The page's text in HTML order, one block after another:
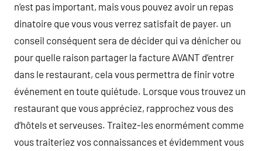
n’est pas important, mais vous pouvez avoir un repas
dinatoire que vous vous verrez satisfait de payer. un
conseil conséquent sera de décider qui va dénicher ou
pour quelle raison partager la facture AVANT d’entrer
dans le restaurant, cela vous permettra de finir votre
événement en toute quiétude. Lorsque vous trouvez un
restaurant que vous appréciez, rapprochez vous des
d’hôtels et serveuses. Traitez-les enormément comme
vous traiteriez vos connaissances et évidemment vous